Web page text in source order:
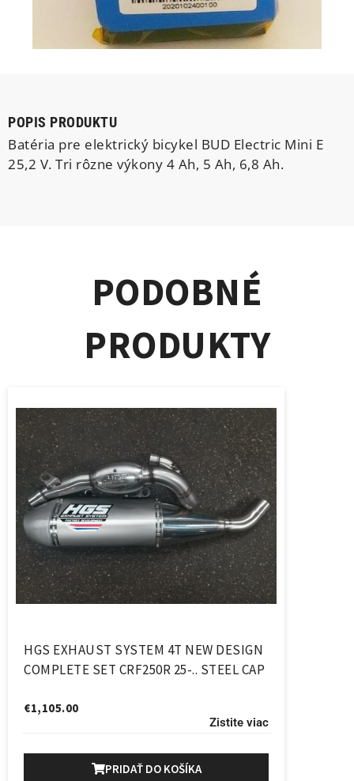
POPIS PRODUKTU
Batéria pre elektrický bicykel BUD Electric Mini E
25,2 V. Tri rôzne výkony 4 Ah, 5 Ah, 6,8 Ah.
PODOBNÉ
PRODUKTY
HGS EXHAUST SYSTEM 4T NEW DESIGN
COMPLETE SET CRF250R 25-.. STEEL CAP
€1,105.00
Zistite viac
PRIDAŤ DO KOŠÍKA